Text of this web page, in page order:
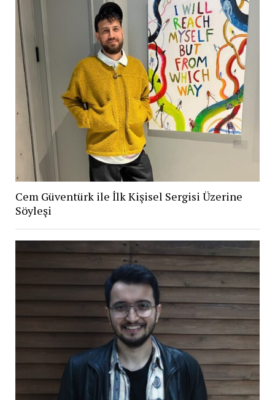
Cem Güventürk ile İlk Kişisel Sergisi Üzerine
Söyleşi